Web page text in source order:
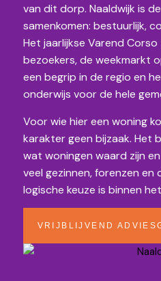
van dit dorp. Naaldwijk is
samenkomen: bestuurlijk,
Het jaarlijkse Varend
bezoekers, de weekmarkt
een begrip in de regio en
onderwijs voor de hele
Voor wie hier een woning
karakter geen bijzaak. Het
wat woningen waard zijn
veel gezinnen, forenzen
logische keuze is binnen
VRIJBLIJVEND